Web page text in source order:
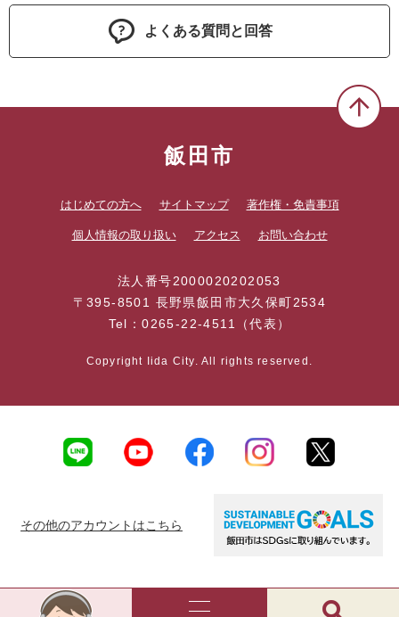
よくある質問と回答
飯田市
はじめての方へ サイトマップ 著作権・免責事項
個人情報の取り扱い アクセス お問い合わせ
法人番号2000020202053
〒395-8501 長野県飯田市大久保町2534
Tel：0265-22-4511（代表）
Copyright Iida City. All rights reserved.
その他のアカウントはこちら